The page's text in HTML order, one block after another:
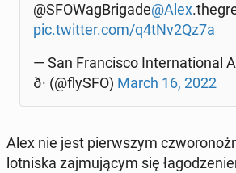
@SFO­Wag­Bri­ga­de@Alex
pic.twitter.com/q4tNv2Qz7a
— San Fran­ci­sco In­ter­na­tio­nal
ð· (@flySFO) March 16, 2022
Alex nie jest pierw­szym
lot­ni­ska zaj­mu­ją­cym się